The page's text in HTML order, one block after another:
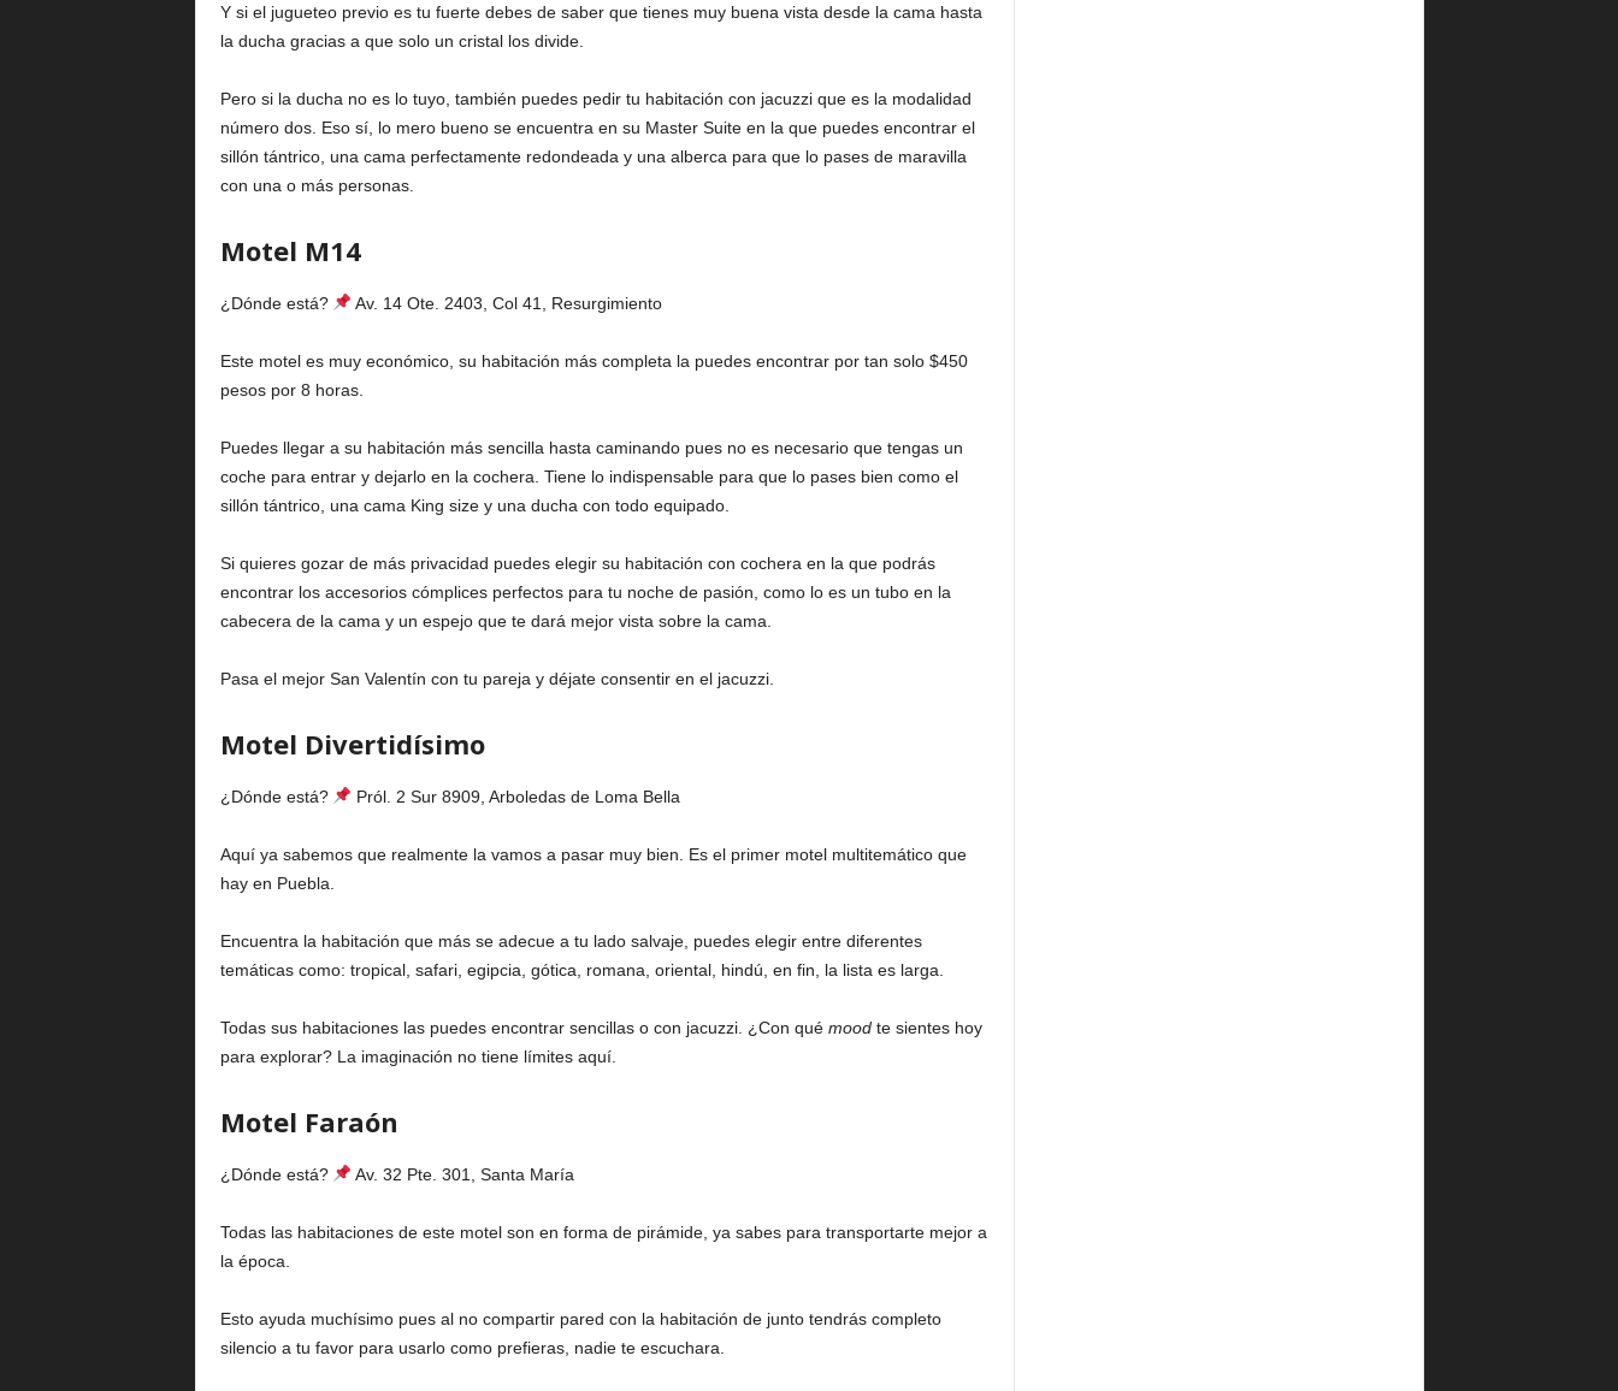
Y si el jugueteo previo es tu fuerte debes de saber que tienes muy buena vista desde la cama hasta
la ducha gracias a que solo un cristal los divide.
Pero si la ducha no es lo tuyo, también puedes pedir tu habitación con jacuzzi que es la modalidad
número dos. Eso sí, lo mero bueno se encuentra en su Master Suite en la que puedes encontrar el
sillón tántrico, una cama perfectamente redondeada y una alberca para que lo pases de maravilla
con una o más personas.
Motel M14
¿Dónde está? Av. 14 Ote. 2403, Col 41, Resurgimiento
Este motel es muy económico, su habitación más completa la puedes encontrar por tan solo $450
pesos por 8 horas.
Puedes llegar a su habitación más sencilla hasta caminando pues no es necesario que tengas un
coche para entrar y dejarlo en la cochera. Tiene lo indispensable para que lo pases bien como el
sillón tántrico, una cama King size y una ducha con todo equipado.
Si quieres gozar de más privacidad puedes elegir su habitación con cochera en la que podrás
encontrar los accesorios cómplices perfectos para tu noche de pasión, como lo es un tubo en la
cabecera de la cama y un espejo que te dará mejor vista sobre la cama.
Pasa el mejor San Valentín con tu pareja y déjate consentir en el jacuzzi.
Motel Divertidísimo
¿Dónde está? Pról. 2 Sur 8909, Arboledas de Loma Bella
Aquí ya sabemos que realmente la vamos a pasar muy bien. Es el primer motel multitemático que
hay en Puebla.
Encuentra la habitación que más se adecue a tu lado salvaje, puedes elegir entre diferentes
temáticas como: tropical, safari, egipcia, gótica, romana, oriental, hindú, en fin, la lista es larga.
Todas sus habitaciones las puedes encontrar sencillas o con jacuzzi. ¿Con qué moodte sientes hoy
para explorar? La imaginación no tiene límites aquí.
Motel Faraón
¿Dónde está? Av. 32 Pte. 301, Santa María
Todas las habitaciones de este motel son en forma de pirámide, ya sabes para transportarte mejor a
la época.
Esto ayuda muchísimo pues al no compartir pared con la habitación de junto tendrás completo
silencio a tu favor para usarlo como prefieras, nadie te escuchara.